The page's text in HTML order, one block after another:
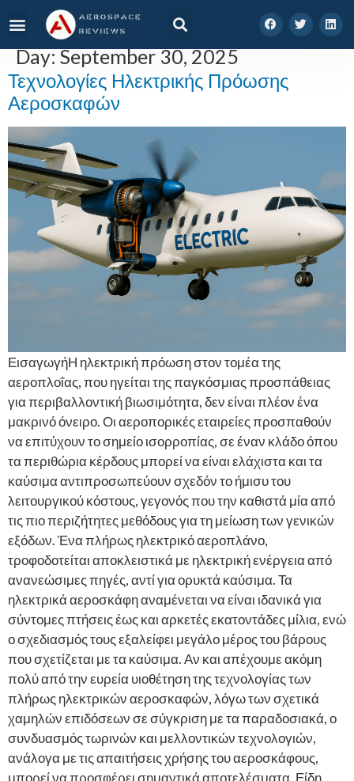
Day:September 30, 2025
Τεχνολογίες Ηλεκτρικής Πρόωσης
Αεροσκαφών
ΕισαγωγήΗ ηλεκτρική πρόωση στον τομέα της
αεροπλοΐας, που ηγείται της παγκόσμιας προσπάθειας
για περιβαλλοντική βιωσιμότητα, δεν είναι πλέον ένα
μακρινό όνειρο. Οι αεροπορικές εταιρείες προσπαθούν
να επιτύχουν το σημείο ισορροπίας, σε έναν κλάδο όπου
τα περιθώρια κέρδους μπορεί να είναι ελάχιστα και τα
καύσιμα αντιπροσωπεύουν σχεδόν το ήμισυ του
λειτουργικού κόστους, γεγονός που την καθιστά μία από
τις πιο περιζήτητες μεθόδους για τη μείωση των γενικών
εξόδων. Ένα πλήρως ηλεκτρικό αεροπλάνο,
τροφοδοτείται αποκλειστικά με ηλεκτρική ενέργεια από
ανανεώσιμες πηγές, αντί για ορυκτά καύσιμα. Τα
ηλεκτρικά αεροσκάφη αναμένεται να είναι ιδανικά για
σύντομες πτήσεις έως και αρκετές εκατοντάδες μίλια, ενώ
ο σχεδιασμός τους εξαλείφει μεγάλο μέρος του βάρους
που σχετίζεται με τα καύσιμα. Αν και απέχουμε ακόμη
πολύ από την ευρεία υιοθέτηση της τεχνολογίας των
πλήρως ηλεκτρικών αεροσκαφών, λόγω των σχετικά
χαμηλών επιδόσεων σε σύγκριση με τα παραδοσιακά, ο
συνδυασμός τωρινών και μελλοντικών τεχνολογιών,
ανάλογα με τις απαιτήσεις χρήσης του αεροσκάφους,
μπορεί να προσφέρει σημαντικά αποτελέσματα. Είδη